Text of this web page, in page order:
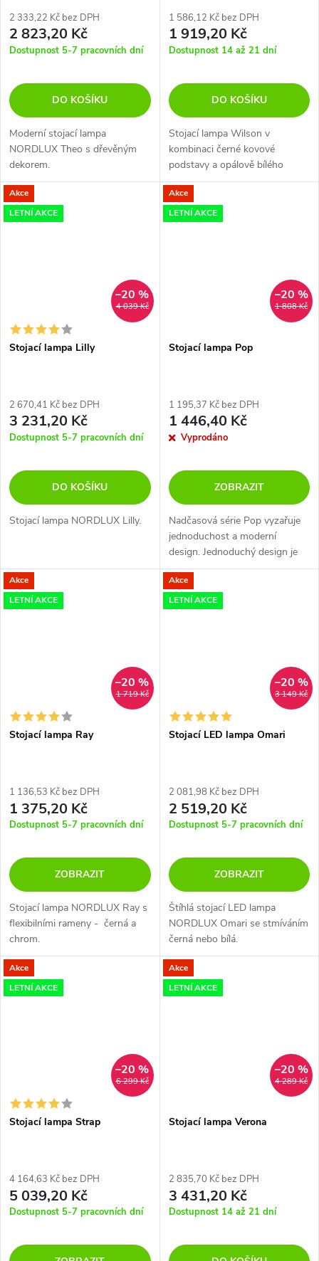
2 333,22 Kč bez DPH
2 823,20 Kč
Dostupnost 5-7 pracovních dní
DO KOŠÍKU
Moderní stojací lampa
NORDLUX Theo s dřevěným
dekorem.
1 586,12 Kč bez DPH
1 919,20 Kč
Dostupnost 14 až 21 dní
DO KOŠÍKU
Stojací lampa Wilson v
kombinaci černé kovové
podstavy a opálově bílého
difuzoru ve tvaru koule.
Akce
LETNÍ AKCE
4 039 Kč
–20 %
Stojací lampa Lilly
2 670,41 Kč bez DPH
3 231,20 Kč
Dostupnost 5-7 pracovních dní
DO KOŠÍKU
Stojací lampa NORDLUX Lilly.
Akce
LETNÍ AKCE
1 808 Kč
–20 %
Stojací lampa Pop
1 195,37 Kč bez DPH
1 446,40 Kč
Vyprodáno
ZOBRAZIT
Nadčasová série Pop vyzařuje
jednoduchost a moderní
design. Jednoduchý design je
vyjádřen pevným rámem a
kulatým stínidlem, které krásně
kontrastuje s drsným povrchem
Akce
LETNÍ AKCE
1 719 Kč
–20 %
Stojací lampa Ray
1 136,53 Kč bez DPH
1 375,20 Kč
Dostupnost 5-7 pracovních dní
ZOBRAZIT
Stojací lampa NORDLUX Ray s
flexibilními rameny - černá a
chrom.
Akce
LETNÍ AKCE
3 149 Kč
–20 %
Stojací LED lampa Omari
2 081,98 Kč bez DPH
2 519,20 Kč
Dostupnost 5-7 pracovních dní
ZOBRAZIT
Štíhlá stojací LED lampa
NORDLUX Omari se stmíváním
černá nebo bílá.
Akce
LETNÍ AKCE
6 299 Kč
–20 %
Stojací lampa Strap
4 164,63 Kč bez DPH
5 039,20 Kč
Dostupnost 5-7 pracovních dní
Akce
LETNÍ AKCE
4 289 Kč
–20 %
Stojací lampa Verona
2 835,70 Kč bez DPH
3 431,20 Kč
Dostupnost 14 až 21 dní